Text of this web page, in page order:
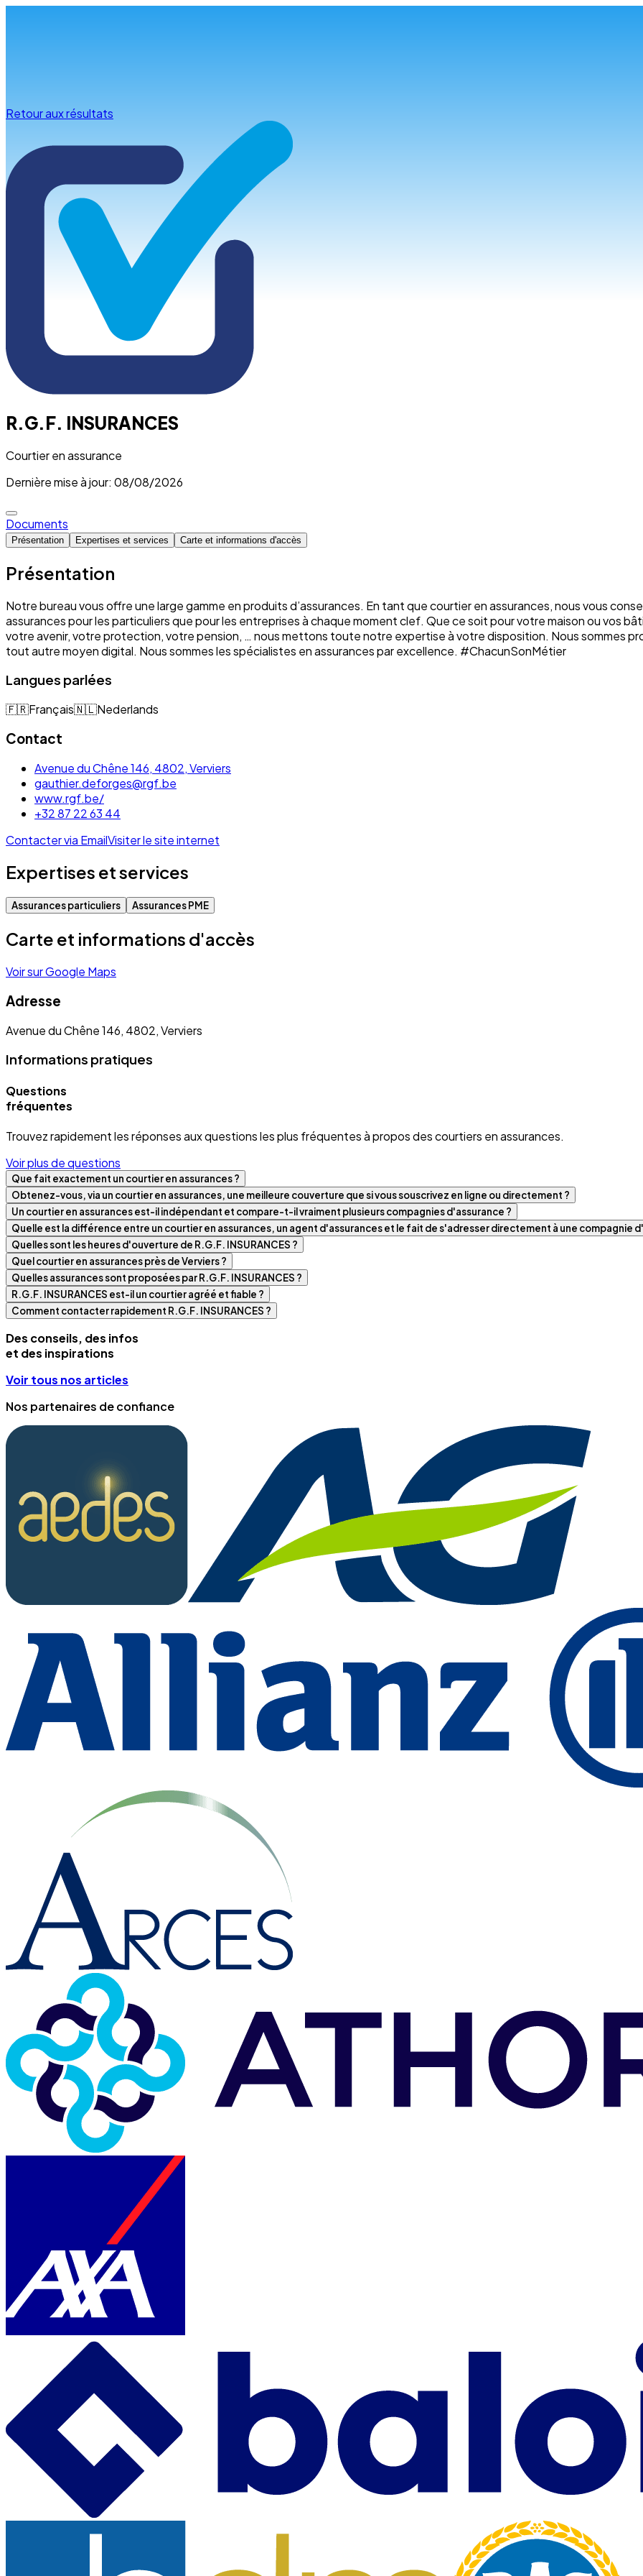
Retour aux résultats
R.G.F. INSURANCES
Courtier en assurance
Dernière mise à jour: 08/08/2026
Documents
Présentation Expertises et services Carte et informations d'accès
Présentation
Notre bureau vous offre une large gamme en produits d’assurances. En tant que courtier en assurances, nous vous
assurances pour les particuliers que pour les entreprises à chaque moment clef. Que ce soit pour votre maison ou vos
votre avenir, votre protection, votre pension, … nous mettons toute notre expertise à votre disposition. Nous sommes
tout autre moyen digital. Nous sommes les spécialistes en assurances par excellence. #ChacunSonMétier
Langues parlées
🇫🇷Français🇳🇱Nederlands
Contact
Avenue du Chêne 146, 4802, Verviers
gauthier.deforges@rgf.be
www.rgf.be/
+32 87 22 63 44
Contacter via EmailVisiter le site internet
Expertises et services
Assurances particuliers Assurances PME
Carte et informations d'accès
Voir sur Google Maps
Adresse
Avenue du Chêne 146, 4802, Verviers
Informations pratiques
Questions
fréquentes
Trouvez rapidement les réponses aux questions les plus fréquentes à propos des courtiers en assurances.
Voir plus de questions
Que fait exactement un courtier en assurances ?
Obtenez-vous, via un courtier en assurances, une meilleure couverture que si vous souscrivez en ligne ou directement ?
Un courtier en assurances est-il indépendant et compare-t-il vraiment plusieurs compagnies d'assurance ?
Quelle est la différence entre un courtier en assurances, un agent d'assurances et le fait de s'adresser directement à une compagnie
Quelles sont les heures d'ouverture de R.G.F. INSURANCES ?
Quel courtier en assurances près de Verviers ?
Quelles assurances sont proposées par R.G.F. INSURANCES ?
R.G.F. INSURANCES est-il un courtier agréé et fiable ?
Comment contacter rapidement R.G.F. INSURANCES ?
Des conseils, des infos
et des inspirations
Voir tous nos articles
Nos partenaires de confiance